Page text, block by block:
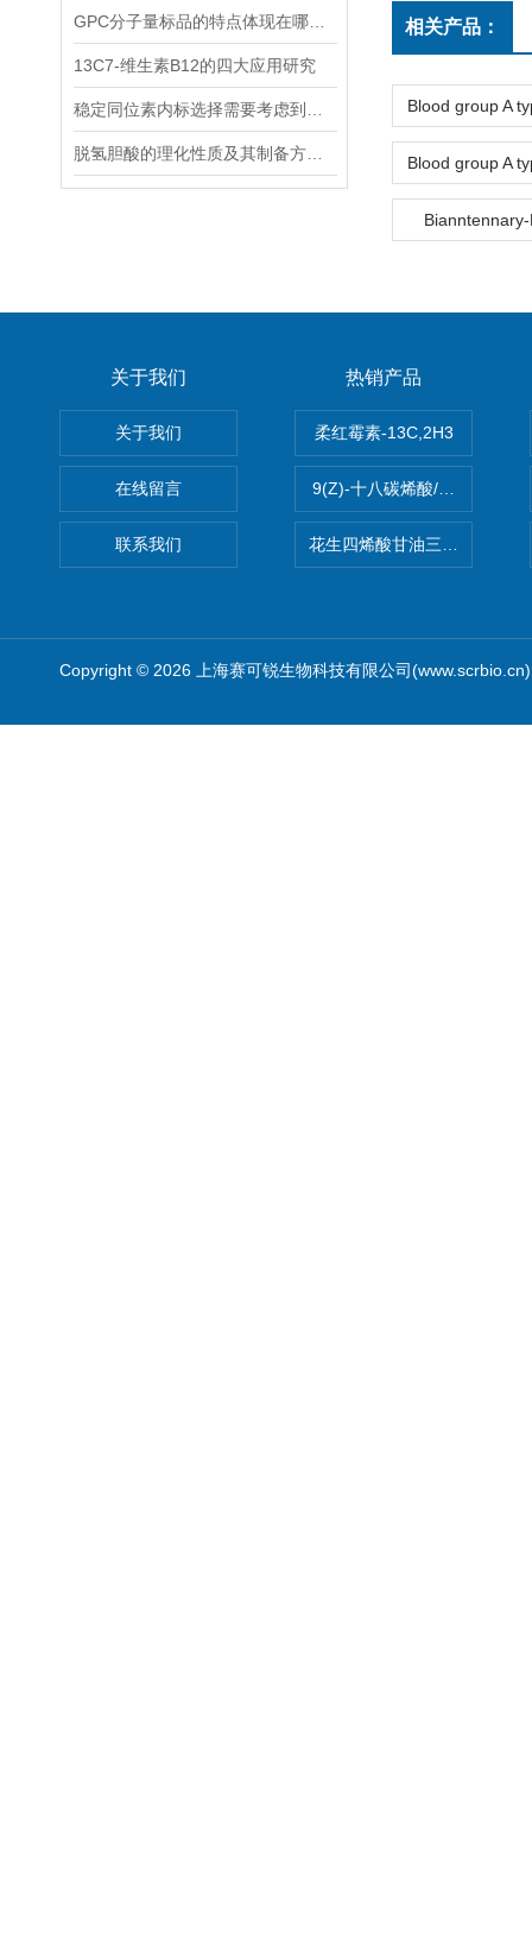
13C7-维生素B12的四大应用研究
相关产品：
关于我们
关于我们
在线留言
联系我们
热销产品
柔红霉素-13C,2H3
9(Z)-十八碳烯酸/油酸
花生四烯酸甘油三酯(顺式-
Copyright © 2026 上海赛可锐生物科技有限公司